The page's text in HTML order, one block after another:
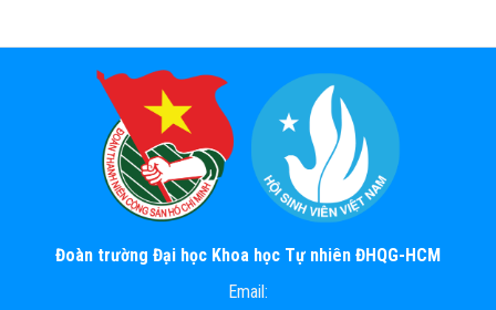
Đoàn trường Đại học Khoa học Tự nhiên ĐHQG-HCM
Email: